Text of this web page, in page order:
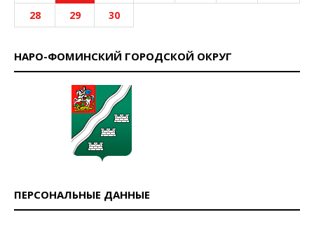
28
29 30
НАРО-ФОМИНСКИЙ ГОРОДСКОЙ ОКРУГ
ПЕРСОНАЛЬНЫЕ ДАННЫЕ